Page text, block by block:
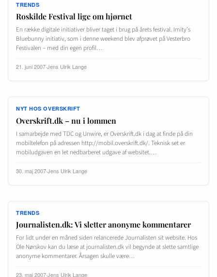
TRENDS
Roskilde Festival lige om hjørnet
En række digitale initiativer bliver taget i brug på årets festival. Imity’s
Bluebunny initiativ, som i denne weekend blev afprøvet på Vesterbro
Festivalen – med din egen profil…
21. juni 2007·Jens Ulrik Lange
NYT HOS OVERSKRIFT
Overskrift.dk – nu i lommen
I samarbejde med TDC og Unwire, er Overskrift.dk i dag at finde på din
mobiltelefon på adressen http://mobil.overskrift.dk/. Teknisk set er
mobiludgaven en let nedbarberet udgave af websitet.…
30. maj 2007·Jens Ulrik Lange
TRENDS
Journalisten.dk: Vi sletter anonyme kommentarer
For lidt under en måned siden relancerede Journalisten sit website. Hos
Ole Nørskov kan du læse at journalisten.dk vil begynde at slette samtlige
anonyme kommentarer. Årsagen skulle være…
23. maj 2007·Jens Ulrik Lange